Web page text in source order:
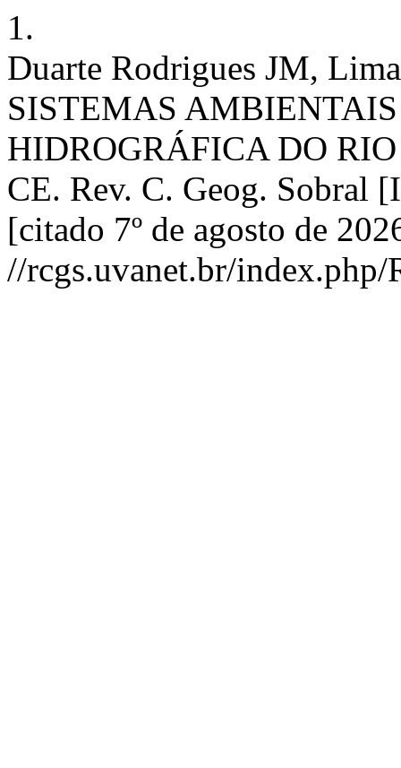
1.
Duarte Rodrigues JM,
SISTEMAS
HIDROGRÁFICA DO
CE. Rev. C. Geog. Sobral
[citado 7º de agosto de
//rcgs.uvanet.br/